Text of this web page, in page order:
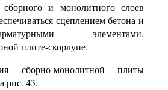
сборного и монолитного слоев
сцеплением бетона и
элементами,
плите-скорлупе.
сборно-монолитной плиты
рис. 43.